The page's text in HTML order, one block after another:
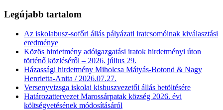
Legújabb tartalom
Az iskolabusz-sofőri állás pályázati iratcsomóinak kiválasztási
eredménye
Közös hirdetmény adóigazgatási iratok hirdetményi úton
történő közléséről – 2026. július 29.
Házassági hirdetmény Miholcsa Mátyás-Botond & Nagy
Henrietta-Anita / 2026.07.27.
Versenyvizsga iskolai kisbuszvezetői állás betöltésére
Határozattervezet Marossárpatak község 2026. évi
költségvetésének módosításáról